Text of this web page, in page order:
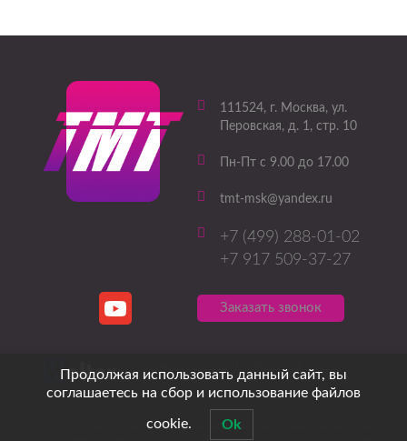
111524, г. Москва, ул.
Перовская, д. 1, стр. 10
Пн-Пт с 9.00 до 17.00
tmt-msk@yandex.ru
+7 (499) 288-01-02
+7 917 509-37-27
Заказать звонок
Вся представленная на сайте информация носит информационный характер и
Продолжая использовать данный сайт, вы
соглашаетесь на сбор и использование файлов
cookie. Ok